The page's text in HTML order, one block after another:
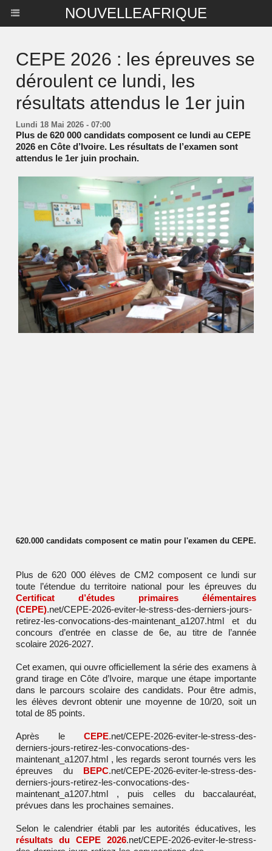
NOUVELLEAFRIQUE
CEPE 2026 : les épreuves se
déroulent ce lundi, les
résultats attendus le 1er juin
Lundi 18 Mai 2026 - 07:00
Plus de 620 000 candidats composent ce lundi au CEPE
2026 en Côte d’Ivoire. Les résultats de l’examen sont
attendus le 1er juin prochain.
620.000 candidats composent ce matin pour l'examen du CEPE.
Plus de 620 000 élèves de CM2 composent ce lundi sur
toute l’étendue du territoire national pour les épreuves du
Certificat d’études primaires élémentaires
(CEPE).net/CEPE-2026-eviter-le-stress-des-derniers-jours-
retirez-les-convocations-des-maintenant_a1207.html et du
concours d’entrée en classe de 6e, au titre de l’année
scolaire 2026-2027.
Cet examen, qui ouvre officiellement la série des examens à
grand tirage en Côte d’Ivoire, marque une étape importante
dans le parcours scolaire des candidats. Pour être admis,
les élèves devront obtenir une moyenne de 10/20, soit un
total de 85 points.
Après le CEPE.net/CEPE-2026-eviter-le-stress-des-
derniers-jours-retirez-les-convocations-des-
maintenant_a1207.html , les regards seront tournés vers les
épreuves du BEPC.net/CEPE-2026-eviter-le-stress-des-
derniers-jours-retirez-les-convocations-des-
maintenant_a1207.html , puis celles du baccalauréat,
prévues dans les prochaines semaines.
Selon le calendrier établi par les autorités éducatives, les
résultats du CEPE 2026.net/CEPE-2026-eviter-le-stress-